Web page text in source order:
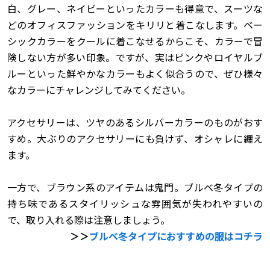
白、グレー、ネイビーといったカラーも得意で、スーツな
どのオフィスファッションをキリリと着こなします。ベー
シックカラーをクールに着こなせるからこそ、カラーで冒
険しない方が多い印象。ですが、実はピンクやロイヤルブ
ルーといった鮮やかなカラーもよく似合うので、ぜひ様々
なカラーにチャレンジしてみてください。
アクセサリーは、ツヤのあるシルバーカラーのものがおす
すめ。大ぶりのアクセサリーにも負けず、オシャレに纏え
ます。
一方で、ブラウン系のアイテムは鬼門。ブルベ冬タイプの
持ち味であるスタイリッシュな雰囲気が失われやすいの
で、取り入れる際は注意しましょう。
＞＞ブルベ冬タイプにおすすめの服はコチラ